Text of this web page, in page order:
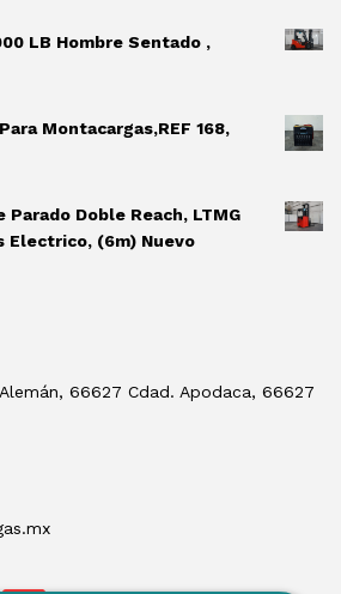
LB Hombre Sentado ,
Montacargas,REF 168,
Doble Reach, LTMG
Electrico, (6m) Nuevo
66627 Cdad. Apodaca, 66627